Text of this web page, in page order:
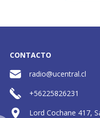
CONTACTO
radio@ucentral.cl
+56225826231
Lord Cochane 417,